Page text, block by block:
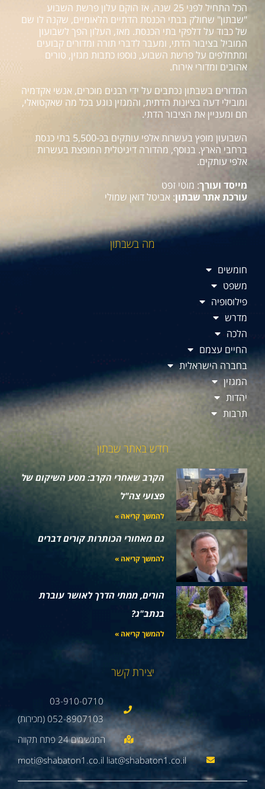
הכל התחיל לפני 25 שנה, אז הוקם עלון פרשת השבוע
"שבתון" שחולק בבתי הכנסת הדתיים הלאומיים, שקנה לו שם
של כבוד על דלפקי בתי הכנסת. מאז, העלון הפך לשבועון
המוביל בציבור הדתי, ומעבר לדברי תורה ומדורים קבועים
ומתחלפים על פרשת השבוע, נוספו כתבות מגזין, טורים
אהובים ומדורי אירוח.
המדורים בשבתון נכתבים על ידי רבנים מוכרים, אנשי אקדמיה
ומובילי דעה בציונות הדתית, והמגזין נוגע בכל מה שאקטואלי,
חם ומעניין את הציבור הדתי.
השבועון מופץ בעשרות אלפי עותקים בכ-5,500 בתי כנסת
ברחבי הארץ. בנוסף, מהדורה דיגיטלית המופצת בעשרות
אלפי עותקים.
מייסד ועורך: מוטי זפט
עורכת אתר שבתון: אביטל דואן שמולי
מה בשבתון
חומשים
משפט
פילוסופיה
מדרש
הלכה
החיים עצמם
בחברה הישראלית
המגזין
יהדות
תרבות
חדש באתר שבתון
הקרב שאחרי הקרב: מסע השיקום של
פצועי צה"ל
להמשך קריאה »
גם מאחורי הכותרות קורים דברים
להמשך קריאה »
הורים, ממתי הדרך לאושר עוברת
בנתב"ג?
להמשך קריאה »
יצירת קשר
03-910-0710
052-8907103 (מכירות)
moti@shabaton1.co.il liat@shabaton1.co.il